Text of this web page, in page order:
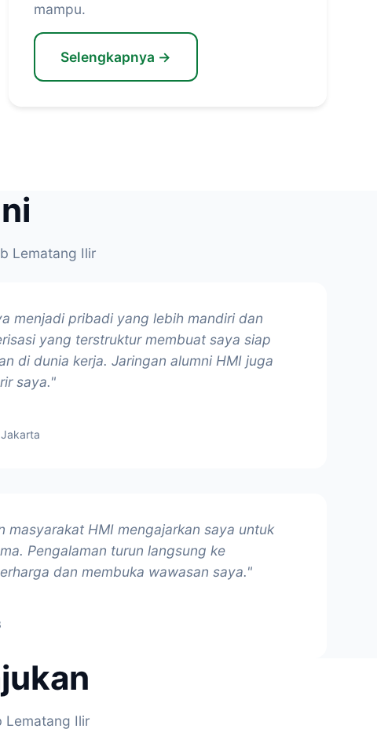
mampu.
Selengkapnya →
Lematang Ilir
menjadi pribadi yang lebih mandiri dan
yang terstruktur membuat saya siap
di dunia kerja. Jaringan alumni HMI juga
saya."
masyarakat HMI mengajarkan saya untuk
Pengalaman turun langsung ke
dan membuka wawasan saya."
Lematang Ilir